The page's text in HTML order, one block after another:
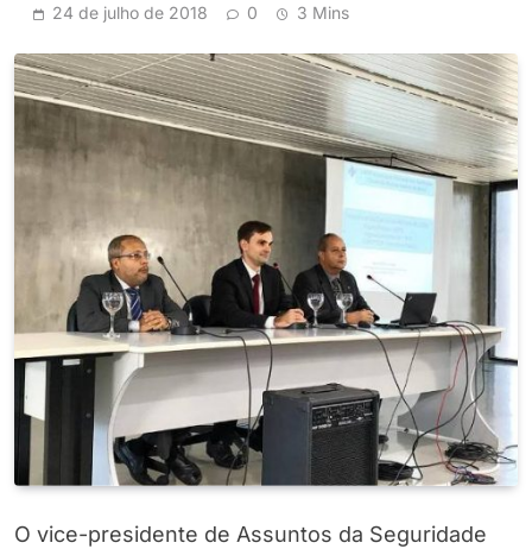
24 de julho de 2018 0 3 Mins
O vice-presidente de Assuntos da Seguridade